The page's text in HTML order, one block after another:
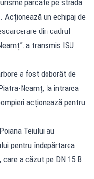
parcate pe strada
Acționează un echipaj de
din cadrul
a transmis ISU
a fost doborât de
Neamț, la intrarea
acționează pentru
Teiului au
pentru îndepărtarea
a căzut pe DN 15 B.